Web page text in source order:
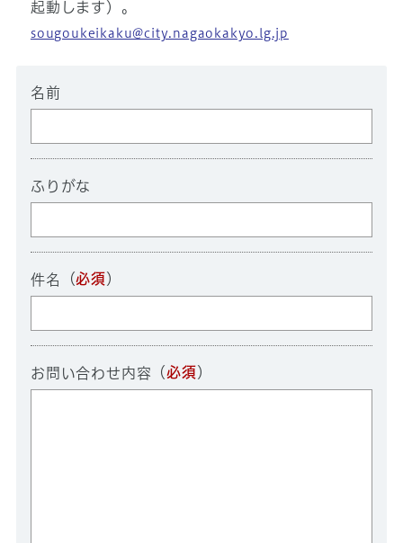
起動します）。
sougoukeikaku@city.nagaokakyo.lg.jp
名前
ふりがな
件名 （必須 ）
お問い合わせ内容 （必須 ）